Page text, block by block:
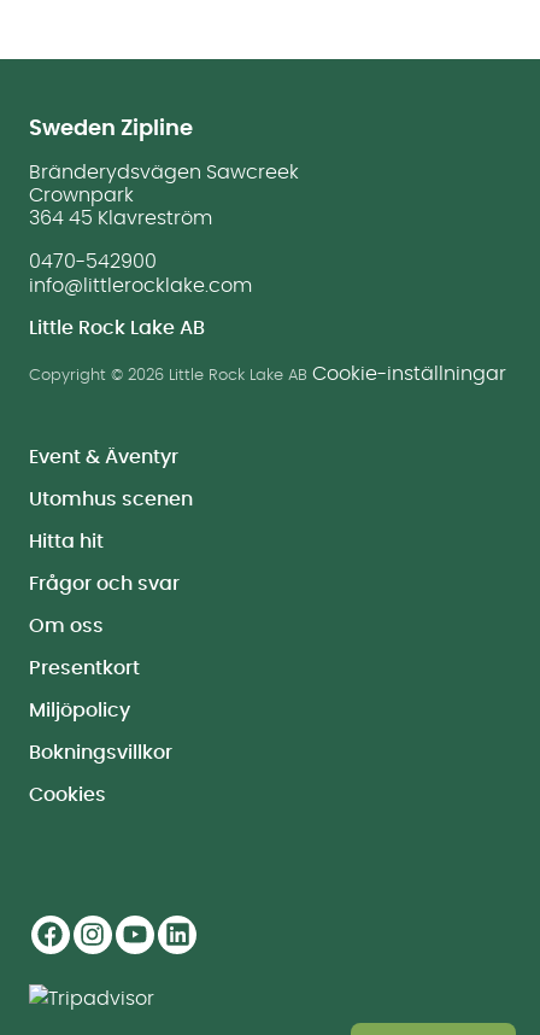
Sweden Zipline
Bränderydsvägen Sawcreek
Crownpark
364 45 Klavreström
0470-542900
info@littlerocklake.com
Little Rock Lake AB
Copyright © 2026 Little Rock Lake AB Cookie-inställningar
Event & Äventyr
Utomhus scenen
Hitta hit
Frågor och svar
Om oss
Presentkort
Miljöpolicy
Bokningsvillkor
Cookies